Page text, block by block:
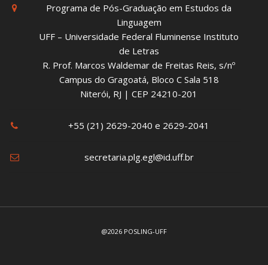
Programa de Pós-Graduação em Estudos da
Linguagem
UFF – Universidade Federal Fluminense Instituto
de Letras
R. Prof. Marcos Waldemar de Freitas Reis, s/nº
Campus do Gragoatá, Bloco C Sala 518
Niterói, RJ | CEP 24210-201
+55 (21) 2629-2040 e 2629-2041
secretaria.plg.egl@id.uff.br
@2026 POSLING-UFF